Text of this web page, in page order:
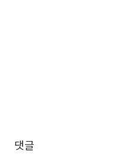
댓글